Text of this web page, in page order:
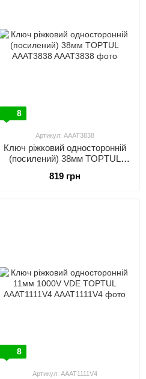
8
Артикул: AAAT3838
Ключ ріжковий односторонній
(посилений) 38мм TOPTUL
819 грн
8
Артикул: AAAT1111V4